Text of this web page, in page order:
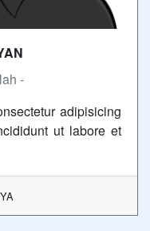
-
adipisicing
ut labore et